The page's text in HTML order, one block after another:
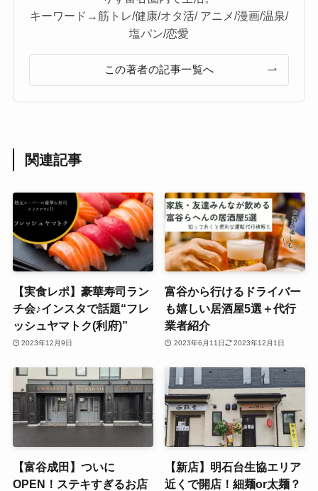
キーワード→筋トレ/健康/オタ活/ アニメ/漫画/温泉/
塩パン/恋愛
この著者の記事一覧へ
関連記事
【実食レポ】豪華寿司ラン
チ会♪インスタで話題“フレ
ッシュヤマトク(利府)”
2023年12月9日
富谷から行けるドライバー
も嬉しい居酒屋5選＋代行
業者紹介
2023年6月11日 2023年12月1日
【富谷成田】ついに
OPEN！ステキすぎるお店
【新店】明石台生協エリア
近くで開店！細麺or太麺？